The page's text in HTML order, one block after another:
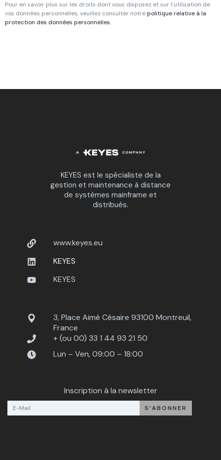
Pour en savoir plus sur les droits dont vous disposez et sur l’utilisation de
vos données personnelles, veuillez consulter notrepolitique relative à la
protection des données personnelles.
KEYES est le spécialiste de la
gestion et maintenance à distance
de systèmes mainframe et
distribués.
www.keyes.eu
KEYES
KEYES
3, Place Aimé Césaire 93100 Montreuil,
France
+ (ou 00) 33 1 44 93 21 50
Lun – Ven, 09:00 – 18:00
Inscription à la newsletter